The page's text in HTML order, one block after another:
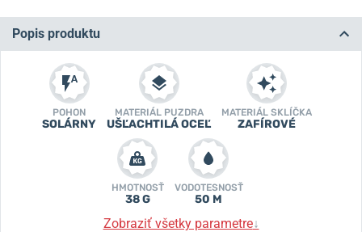
Popis produktu
POHON
SOLÁRNY
MATERIÁL PUZDRA
UŠĽACHTILÁ OCEĽ
MATERIÁL SKLÍČKA
ZAFÍROVÉ
HMOTNOSŤ
38 G
VODOTESNOSŤ
50 M
Zobraziť všetky parametre↓